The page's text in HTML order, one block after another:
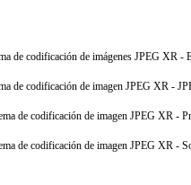
de codificación de imágenes JPEG XR
de codificación de imagen JPEG XR -
de codificación de imagen JPEG XR -
de codificación de imagen JPEG XR -